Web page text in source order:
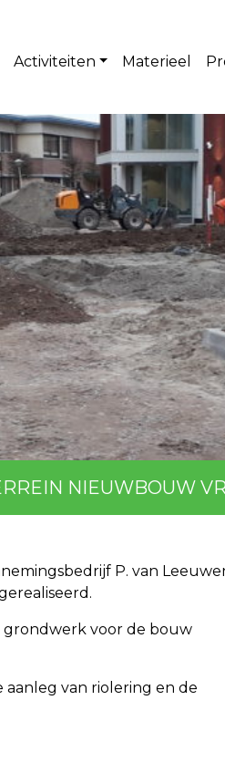
Activiteiten Materieel
NIEUWBOUW
P. van
grondwerk voor de bouw
van riolering en de